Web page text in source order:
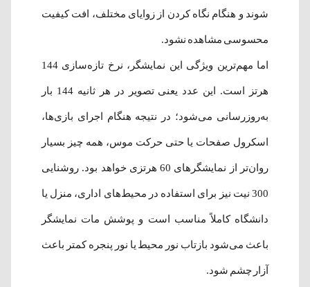
شوند و هنگام نگاه کردن از زوایای مختلف، افت کیفیت
محسوسی مشاهده نشود.
اما مهم‌ترین ویژگی این نمایشگر، نرخ تازه‌سازی 144
هرتز است. این عدد یعنی تصویر در هر ثانیه 144 بار
به‌روزرسانی می‌شود؛ در نتیجه هنگام اجرای بازی‌ها،
اسکرول صفحات یا حتی حرکت موس، همه چیز بسیار
روان‌تر از نمایشگرهای 60 هرتزی خواهد بود. روشنایی
300 نیت نیز برای استفاده در محیط‌های اداری، منزل یا
دانشگاه کاملاً مناسب است و پوشش مات نمایشگر
باعث می‌شود بازتاب نور محیط یا نور پنجره کمتر باعث
آزار چشم شود.